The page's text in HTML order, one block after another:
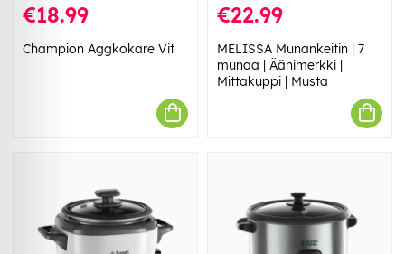
€18.99
Champion Äggkokare Vit
€22.99
MELISSA Munankeitin | 7
munaa | Äänimerkki |
Mittakuppi | Musta